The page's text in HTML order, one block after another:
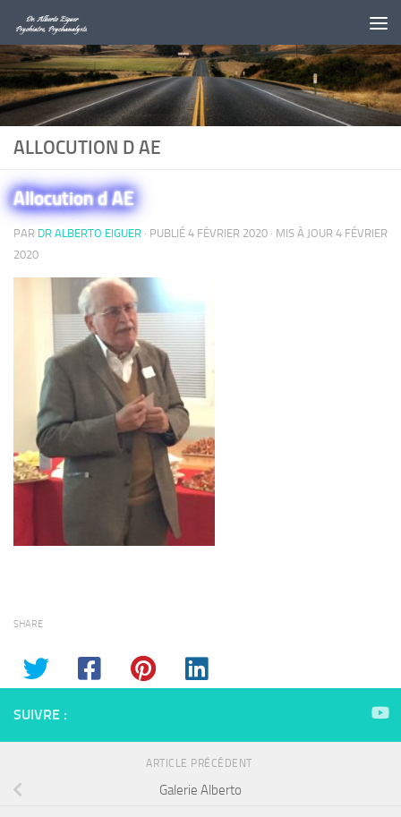
Au dessous du contenu
ALLOCUTION D AE
Allocution d AE
PAR DR ALBERTO EIGUER · PUBLIÉ 4 FÉVRIER 2020 · MIS À JOUR 4 FÉVRIER
2020
SHARE
SUIVRE :
ARTICLE PRÉCÉDENT
Galerie Alberto